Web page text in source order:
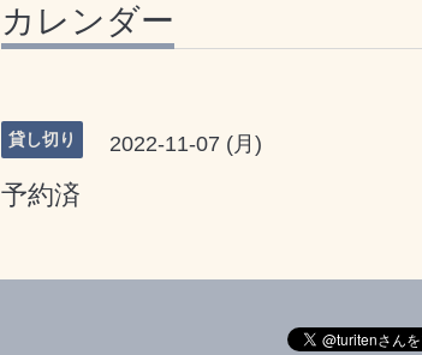
カレンダー
貸し切り 2022-11-07 (月)
予約済